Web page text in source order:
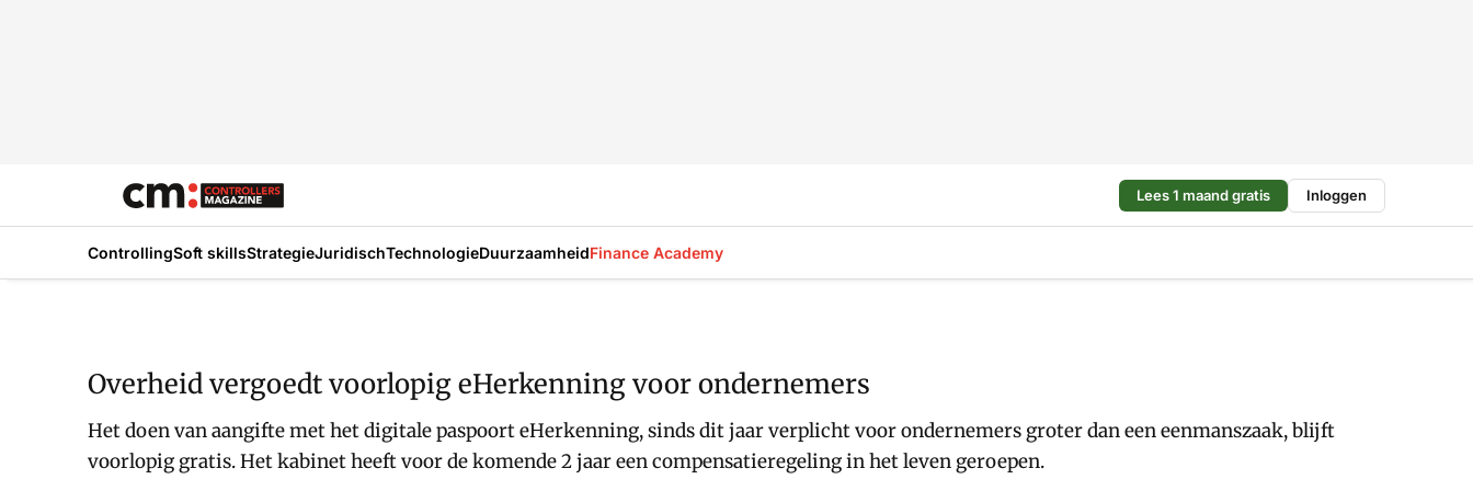
Lees 1 maand gratis Inloggen
ControllingSoft skillsStrategieJuridischTechnologieDuurzaamheidFinance Academy
Overheid vergoedt voorlopig eHerkenning voor ondernemers
Het doen van aangifte met het digitale paspoort eHerkenning, sinds dit jaar verplicht voor ondernemers groter dan een eenmanszaak, blijft
voorlopig gratis. Het kabinet heeft voor de komende 2 jaar een compensatieregeling in het leven geroepen.